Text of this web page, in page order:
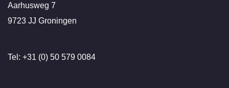
Aarhusweg 7
9723 JJ Groningen
Tel: +31 (0) 50 579 0084